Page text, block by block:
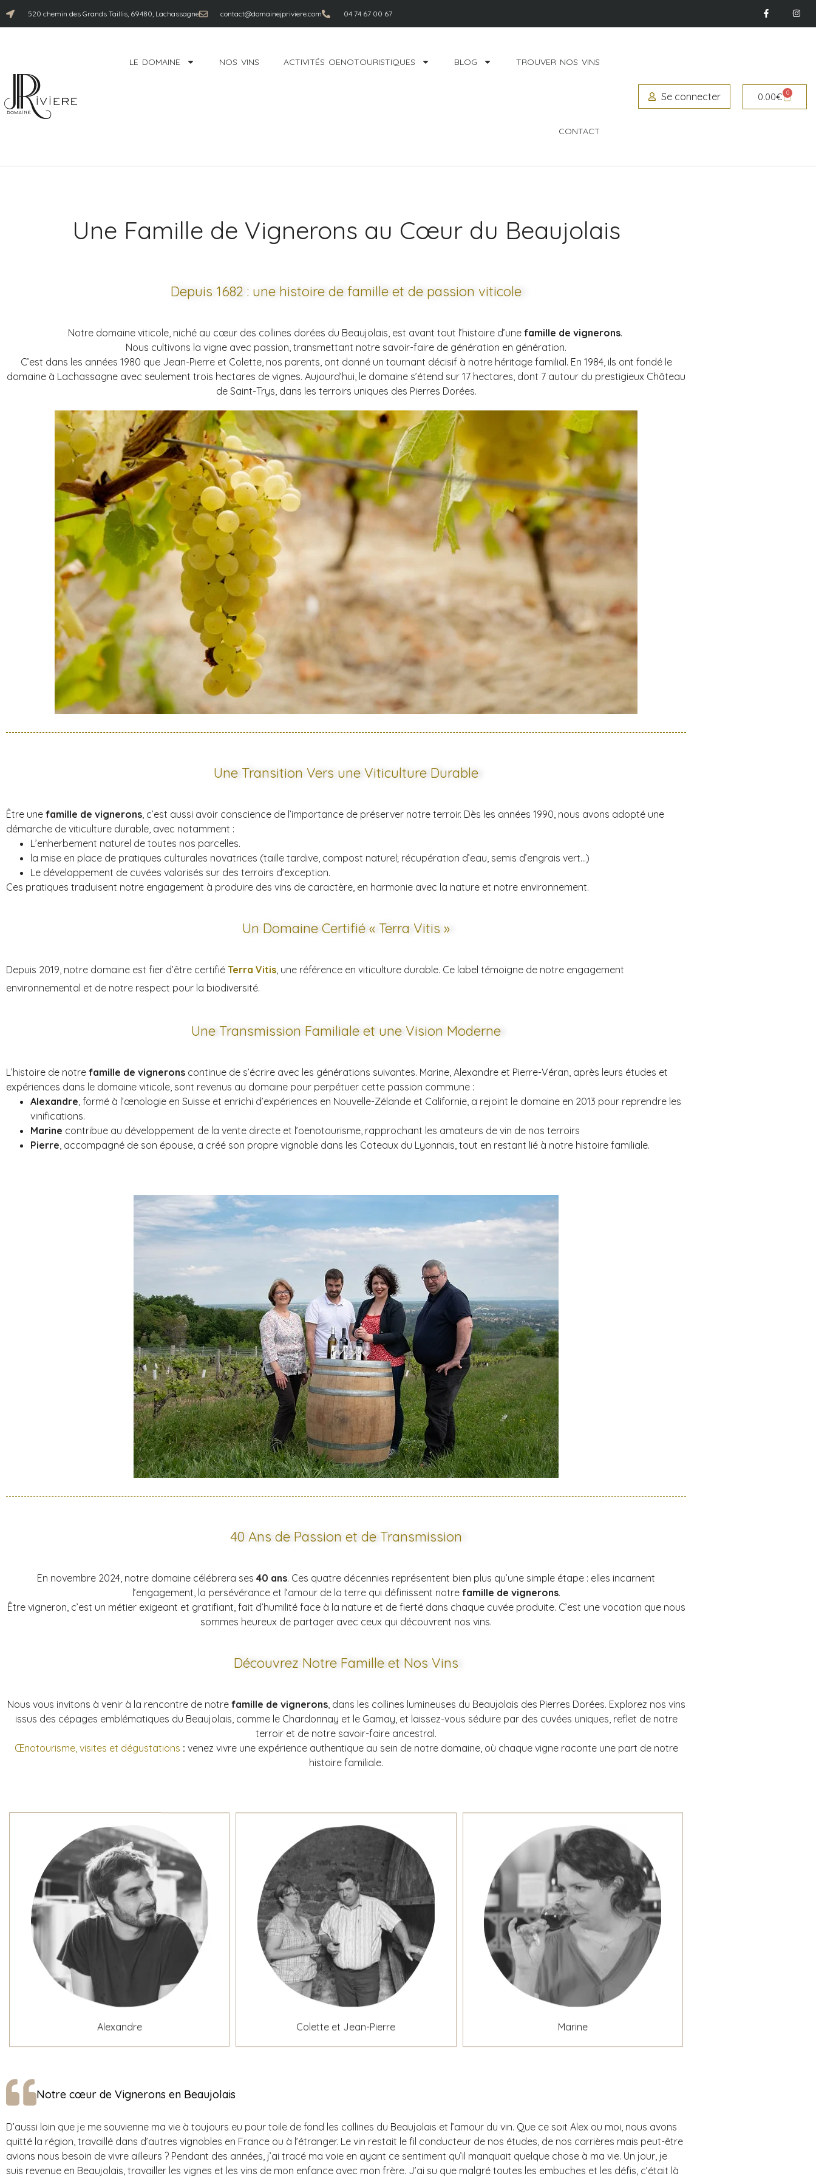
520 chemin des Grands Taillis, 69480, Lachassagne contact@domainejpriviere.com 04 74 67 00 67
LE DOMAINE NOS VINS ACTIVITÉS OENOTOURISTIQUES BLOG TROUVER NOS VINS
CONTACT
Se connecter 0.00€ 0
Une Famille de Vignerons au Cœur du Beaujolais
Depuis 1682 : une histoire de famille et de passion viticole
Notre domaine viticole, niché au cœur des collines dorées du Beaujolais, est avant tout l’histoire d’une famille de vignerons.
Nous cultivons la vigne avec passion, transmettant notre savoir-faire de génération en génération.
C’est dans les années 1980 que Jean-Pierre et Colette, nos parents, ont donné un tournant décisif à notre héritage familial. En 1984, ils ont fondé le
domaine à Lachassagne avec seulement trois hectares de vignes. Aujourd’hui, le domaine s’étend sur 17 hectares, dont 7 autour du prestigieux Château
de Saint-Trys, dans les terroirs uniques des Pierres Dorées.
Une Transition Vers une Viticulture Durable
Être une famille de vignerons, c’est aussi avoir conscience de l’importance de préserver notre terroir. Dès les années 1990, nous avons adopté une
démarche de viticulture durable, avec notamment :
L’enherbement naturel de toutes nos parcelles.
la mise en place de pratiques culturales novatrices (taille tardive, compost naturel; récupération d’eau, semis d’engrais vert…)
Le développement de cuvées valorisés sur des terroirs d’exception.
Ces pratiques traduisent notre engagement à produire des vins de caractère, en harmonie avec la nature et notre environnement.
Un Domaine Certifié « Terra Vitis »
Depuis 2019, notre domaine est fier d’être certifié Terra Vitis, une référence en viticulture durable. Ce label témoigne de notre engagement
environnemental et de notre respect pour la biodiversité.
Une Transmission Familiale et une Vision Moderne
L’histoire de notre famille de vignerons continue de s’écrire avec les générations suivantes. Marine, Alexandre et Pierre-Véran, après leurs études et
expériences dans le domaine viticole, sont revenus au domaine pour perpétuer cette passion commune :
Alexandre, formé à l’œnologie en Suisse et enrichi d’expériences en Nouvelle-Zélande et Californie, a rejoint le domaine en 2013 pour reprendre les
vinifications.
Marine contribue au développement de la vente directe et l’oenotourisme, rapprochant les amateurs de vin de nos terroirs
Pierre, accompagné de son épouse, a créé son propre vignoble dans les Coteaux du Lyonnais, tout en restant lié à notre histoire familiale.
40 Ans de Passion et de Transmission
En novembre 2024, notre domaine célébrera ses 40 ans. Ces quatre décennies représentent bien plus qu’une simple étape : elles incarnent
l’engagement, la persévérance et l’amour de la terre qui définissent notre famille de vignerons.
Être vigneron, c’est un métier exigeant et gratifiant, fait d’humilité face à la nature et de fierté dans chaque cuvée produite. C’est une vocation que nous
sommes heureux de partager avec ceux qui découvrent nos vins.
Découvrez Notre Famille et Nos Vins
Nous vous invitons à venir à la rencontre de notre famille de vignerons, dans les collines lumineuses du Beaujolais des Pierres Dorées. Explorez nos vins
issus des cépages emblématiques du Beaujolais, comme le Chardonnay et le Gamay, et laissez-vous séduire par des cuvées uniques, reflet de notre
terroir et de notre savoir-faire ancestral.
Œnotourisme, visites et dégustations : venez vivre une expérience authentique au sein de notre domaine, où chaque vigne raconte une part de notre
histoire familiale.
Alexandre Colette et Jean-Pierre Marine
Notre cœur de Vignerons en Beaujolais
D’aussi loin que je me souvienne ma vie à toujours eu pour toile de fond les collines du Beaujolais et l’amour du vin. Que ce soit Alex ou moi, nous avons
quitté la région, travaillé dans d’autres vignobles en France ou à l’étranger. Le vin restait le fil conducteur de nos études, de nos carrières mais peut-être
avions nous besoin de vivre ailleurs ? Pendant des années, j’ai tracé ma voie en ayant ce sentiment qu’il manquait quelque chose à ma vie. Un jour, je
suis revenue en Beaujolais, travailler les vignes et les vins de mon enfance avec mon frère. J’ai su que malgré toutes les embuches et les défis, c’était là